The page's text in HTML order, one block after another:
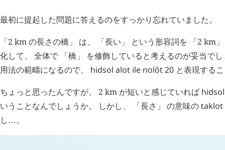
最初に提起した問題に答えるのをすっかり忘れていました。
「2 km の長さの橋」 は、 「長い」 という形容詞を 「2 km
化して、 全体で 「橋」 を修飾していると考えるのが妥当で
用法の範疇になるので、 hidsol alot ile nolôt20 と表現する
ちょっと思ったんですが、 2 km が短いと感じていれば hidsol
いうことなんでしょうか。 しかし、 「長さ」 の意味のtaklot
し…。